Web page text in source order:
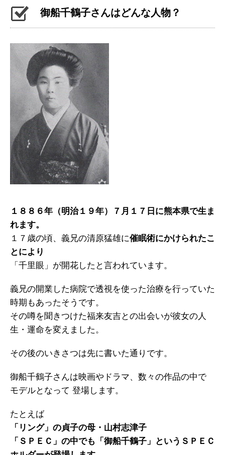
御船千鶴子さんはどんな人物？
１８８６年（明治１９年）７月１７日に熊本県で生ま
れます。
１７歳の頃、義兄の清原猛雄に催眠術にかけられたこ
とにより
「千里眼」が開花したと言われています。
義兄の開業した病院で透視を使った治療を行っていた
時期もあったそうです。
その噂を聞きつけた福来友吉との出会いが彼女の人
生・運命を変えました。
その後のいきさつは先に書いた通りです。
御船千鶴子さんは映画やドラマ、数々の作品の中で
モデルとなって 登場します。
たとえば
「リング」の貞子の母・山村志津子
「ＳＰＥＣ」の中でも「御船千鶴子」というＳＰＥＣ